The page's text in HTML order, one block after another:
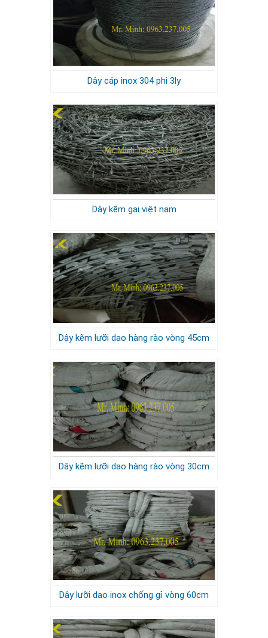
Dây cáp inox 304 phi 3ly
Dây kẽm gai việt nam
Dây kẽm lưỡi dao hàng rào vòng 45cm
Dây kẽm lưỡi dao hàng rào vòng 30cm
Dây lưỡi dao inox chống gỉ vòng 60cm